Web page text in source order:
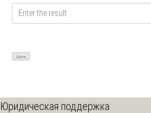
Юридическая поддержка